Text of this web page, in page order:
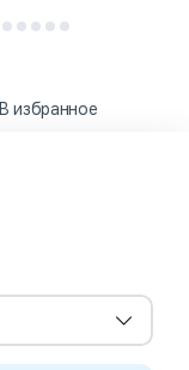
В избранное